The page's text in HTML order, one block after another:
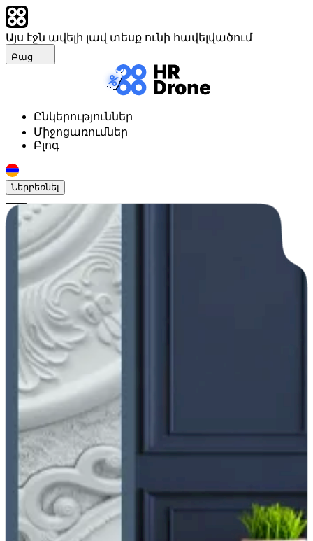
Այս էջն ավելի լավ տեսք ունի հավելվածում
Բաց
Ընկերություններ
Միջոցառումներ
Բլոգ
Ներբեռնել